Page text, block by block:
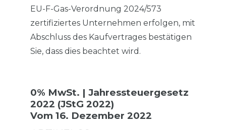
EU-F-Gas-Verordnung 2024/573
zertifiziertes Unternehmen erfolgen, mit
Abschluss des Kaufvertrages bestätigen
Sie, dass dies beachtet wird.
0% MwSt. | Jahressteuergesetz
2022 (JStG 2022)
Vom 16. Dezember 2022